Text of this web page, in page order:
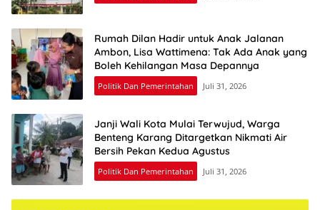
Rumah Dilan Hadir untuk Anak Jalanan
Ambon, Lisa Wattimena: Tak Ada Anak yang
Boleh Kehilangan Masa Depannya
Politik Dan Pemerintahan Juli 31, 2026
Janji Wali Kota Mulai Terwujud, Warga
Benteng Karang Ditargetkan Nikmati Air
Bersih Pekan Kedua Agustus
Politik Dan Pemerintahan Juli 31, 2026